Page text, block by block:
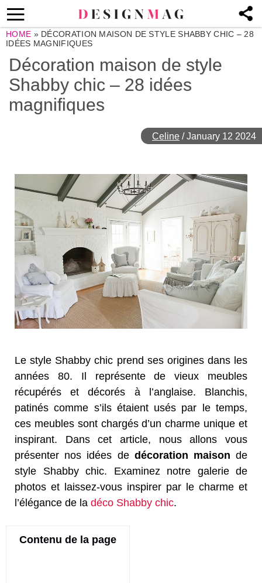
HOME » DÉCORATION MAISON DE STYLE SHABBY CHIC – 28
IDÉES MAGNIFIQUES
Décoration maison de style
Shabby chic – 28 idées
magnifiques
Celine /January 12 2024
Le style Shabby chic prend ses origines dans les
années 80. Il représente de vieux meubles
récupérés et décorés à l’anglaise. Blanchis,
patinés comme s’ils étaient usés par le temps,
ces meubles sont chargés d’un charme unique et
inspirant. Dans cet article, nous allons vous
présenter nos idées de décoration maison de
style Shabby chic. Examinez notre galerie de
photos et laissez-vous inspirer par le charme et
l’élégance de la déco Shabby chic.
Contenu de la page